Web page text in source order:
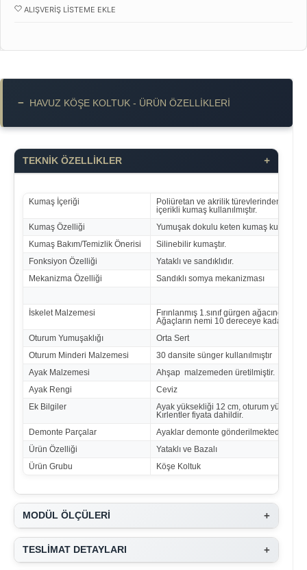
ALIŞVERIŞ LISTEME EKLE
− HAVUZ KÖŞE KOLTUK - ÜRÜN ÖZELLIKLERI
TEKNİK ÖZELLİKLER +
Kumaş İçeriği
Poliüretan ve akrilik türevlerinden
içerikli kumaş kullanılmıştır.
Kumaş Özelliği
Yumuşak dokulu keten kumaş
Kumaş Bakım/Temizlik Önerisi
Silinebilir kumaştır.
Fonksiyon Özelliği
Yataklı ve sandıklıdır.
Mekanizma Özelliği
Sandıklı somya mekanizması
İskelet Malzemesi
Fırınlanmış 1.sınıf gürgen ağacından
Ağaçların nemi 10 dereceye kadar
Oturum Yumuşaklığı
Orta Sert
Oturum Minderi Malzemesi
30 dansite sünger kullanılmıştır
Ayak Malzemesi
Ahşap malzemeden üretilmiştir.
Ayak Rengi
Ceviz
Ek Bilgiler
Ayak yüksekliği 12 cm, oturum
Kırlentler fiyata dahildir.
Demonte Parçalar
Ayaklar demonte gönderilmektedir.
Ürün Özelliği
Yataklı ve Bazalı
Ürün Grubu
Köşe Koltuk
MODÜL ÖLÇÜLERİ +
TESLİMAT DETAYLARI +